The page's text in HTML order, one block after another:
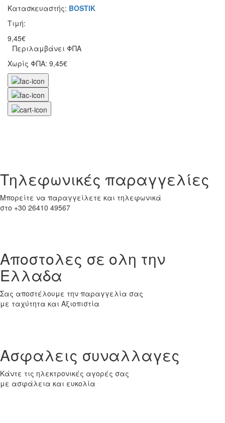
Κατασκευαστής: BOSTIK
Τιμή:
9,45€
Περιλαμβάνει ΦΠΑ
Χωρίς ΦΠΑ: 9,45€
Tηλεφωνικές παραγγελίες
Μπορείτε να παραγγείλετε και τηλεφωνικά
στο +30 26410 49567
Αποστολες σε ολη την
Ελλαδα
Σας αποστέλουμε την παραγγελία σας
με ταχύτητα και Αξιοπιστία
Ασφαλεις συναλλαγες
Κάντε τις ηλεκτρονικές αγορές σας
με ασφάλεια και ευκολία